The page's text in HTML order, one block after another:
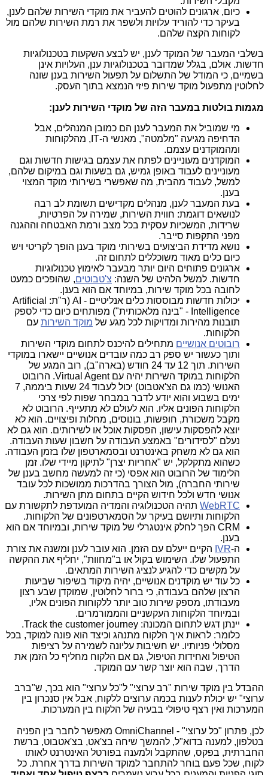
כיום, ארגונים להוטים להעביר את מוקדי השירות שלהם לענן,
בעיקר כדי להוריד עלויות ולשפר את רמת השירות שלהם מול
לקוחות הקצה שלהם.
בשלבי המעבר של המוקד לענן, יש לבצע השקעות בטכנולוגיות
חדשות. אולם, בגלל שמדובר בטכנולוגיות ענן, העלויות אינן
בשמיים, כי המודל של התשלום על תפעול השירות בענן שונה
לחלוטין מתפעול מוקד שירות פיזי הנמצא בתוך העסק.
מגמות בולטות במעבר הזה של מוקדי השירות לענן:
מי שמוביל את המעבר לענן הם כמובן המנהלים, אבל
הדחיפה מגיעה "מלמטה", מאנשי ה-IT , מהלקוחות
ומהמוקדנים עצמם.
המוקדנים מעוניינים לפתח את עצמם בגישות חדשות וגם
מעוניינים לעבוד באופן גמיש, גם בשעות וגם במיקום שלהם,
למשל, לעבוד מהבית, מה שאפשרי בשירותי מוקד המצוי
בענן.
בעת המעבר לענן, מנהלים מקדישים תשומת לב רבה
לנושאים דוגמת: חווית השירות, שמירה על הפרטיות,
שרידות, המשכיות עסקית בכל מצב ורמת האבטחה וההגנה
מפני התקפות סייבר.
נושא מדידת הביצועים בשירותי מוקד בענן הופך לקריטי ויש
כיום כלים מאוד משוכללים לתחום זה.
ארגונים פתוחים היום יותר מבעבר לאימוץ טכנולוגיות
חדשות. למשל הלהיט של השנה: צ'טבוטים, שהופכים כמעט
לחובה בכל מוקד שירות, במיוחד אם הוא בענן.
יכולות חדשות מבוססות כלים אנליטיים - AI (ר"ת: Artificial
Intelligence - "בינה מלאכותית") מפותחים כיום כדי לספק
תובנות מהירות ומדויקות לכל מגע של מוקד השירות עם
הלקוחות.
רובוטים אנושיים מתחילים להיכנס לתחום מוקדי השירות
ותוך כעשור יש ספק רב כמה עובדים אנושיים יישארו במוקדי
השירות. תוך 12 עד 24 חודש (בארה"ב), רוב המגע של
הלקוחות במוקד השירות יהיה עםVirtual Agent. הרובוט
האנושי (כמו גם הצ'אטבוט) יכול לעבוד 24 שעות ביממה, 7
ימים בשבוע והוא יודע לדבר במבחר שפות לפי צרכי
הלקוחות הפונים אליו. הוא לעולם לא מתעייף. הרובוט לא
מקבל משכורת, חופשות, בונוסים, מחלות ופיצויים. הוא לא
יוצא להפסקות עישון, הפסקות אוכל או לשירותים. הוא גם לא
נעלם "לסידורים" באמצע העבודה על חשבון שעות העבודה.
הוא גם לא משחק באינטרנט ובסמארטפון שלו בזמן העבודה.
כשהוא מתקלקל, יש "אחריות יצרן" לתיקון מיידי שלו. זמן
הלימוד של הרובוט הוא אפסי (כי זה למעשה מחשב בענן של
שירותי החברה), מול הצורך בהדרכות ממושכות לכל עובד
אנושי חדש ולכל חידוש הקיים בתחום מתן השירות.
WebRTC תהיה הטכנולוגיה והמדיה המועדפת לתקשורת עם
הלקוחות ותיושם בעיקר על הסמארטפונים של הלקוחות.
CRM הפך לחלק אינטגרלי של מוקד שירות, ובמיוחד אם הוא
בענן.
ה-IVR הקיים ייעלם עם הזמן. הוא עובר לענן ומשנה את צורת
התפעול שלו. השימוש בקול או ב"מחוות", יחליף את ההקשה
על מקשים כדי להגיע לנציג השירות המתאים.
כל עוד יש מוקדנים אנושיים, יהיה מיקוד בשיפור שביעות
הרצון שלהם בעבודה, כי ברור לחלוטין, שמוקדן שבע רצון
מעבודתו, מספק שירות טוב יותר ללקוחות הפונים אליו,
ובמיוחד הלקוחות העקשניים והממורמרים.
יינתן דגש לתחום המכונה: Track the customer journey
.
כלומר: לראות איך הלקוח מתנהג וכיצד הוא פונה למוקד, בכל
מסלולי פניותיו. יש חשיבות עליונה לשמירה על רציפות
הטיפול ואחידות הטיפול, גם אם הלקוח מחליף כל הזמן את
הדרך, שבה הוא יוצר קשר עם המוקד.
ההבדל בין מוקד שירות "רב ערוצי" ל"כל ערוצי" הוא בכך, ש"ברב
ערוצי" יש יכולת לענות בכמה ערוצים ללקוח, אבל אין סנכרון בין
המערכות ואין רצף טיפולי בבעיה של הלקוח בין המערכות.
לכן, פתרון "כל ערוצי" - OmniChannel מאפשר לחבר בין הפניה
בטלפון, למענה בדוא"ל, להמשך שיחה בצ'אט, בצ'אטבוט, ברשת
החברתית, בפקס, שהתקבל ולמענה בפורטל האינטרנט לאותו
לקוח, שכל פעם בוחר להתחבר למוקד השירות בדרך אחרת. כל